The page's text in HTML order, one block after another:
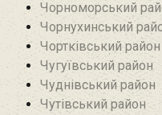
Чорноморський
Чорнухинський
Чортківський район
Чугуївський район
Чуднівський район
Чутівський район